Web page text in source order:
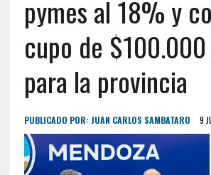
pymes al 18% y
cupo de
para la provincia
PUBLICADO POR: JUAN CARLOS SAMBATARO 9